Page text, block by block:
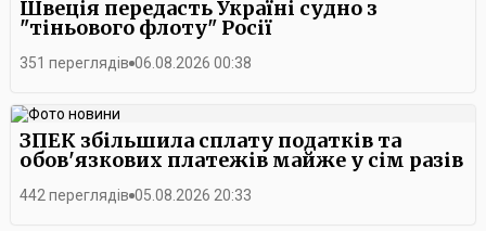
Швеція передасть Україні судно з
"тіньового флоту" Росії
351 переглядів 06.08.2026 00:38
ЗПЕК збільшила сплату податків та
обов'язкових платежів майже у сім разів
442 переглядів 05.08.2026 20:33